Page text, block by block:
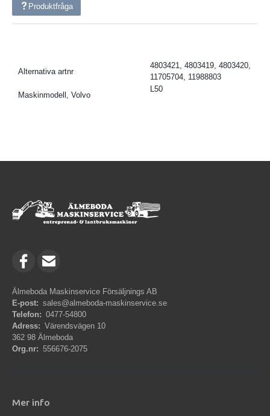
Produktfråga
Alternativa artnr
4803421, 4803419, 4803420,
11705704, 11988803
Maskinmodell, Volvo
L50
Älmeboda Maskinservice Försäljnings AB
E-post: sales@almeboda-maskinservice.se
Telefon: 0477-54800
Adress: Värendsvägen 10
362 98 Älmeboda
Org.nr: 556676-2075
Mer info